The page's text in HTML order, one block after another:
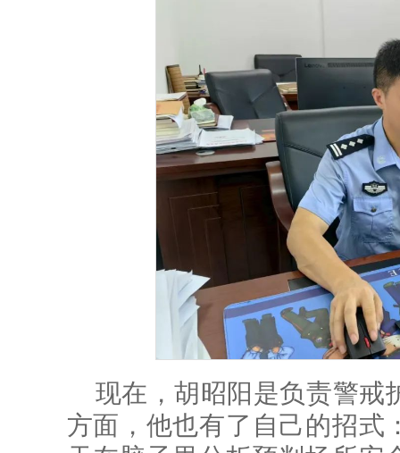
现在，胡昭阳是负责警戒
方面，他也有了自己的招式